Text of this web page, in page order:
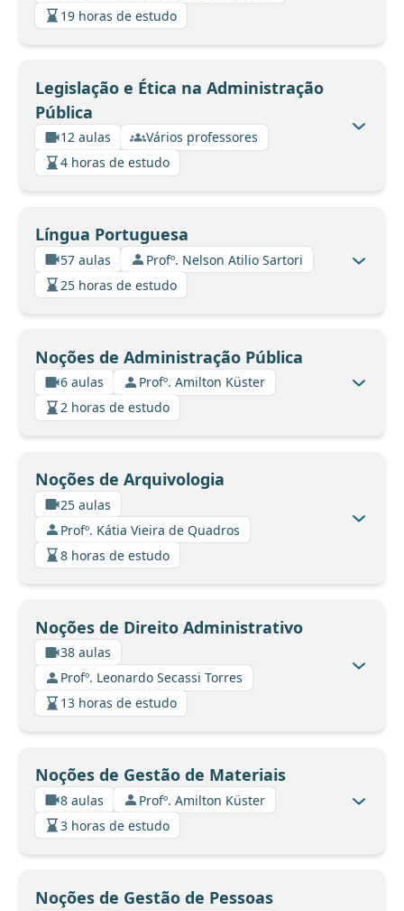
19 horas de estudo
Legislação e Ética na Administração
Pública
12 aulas
Vários professores
4 horas de estudo
Língua Portuguesa
57 aulas
Profº. Nelson Atilio Sartori
25 horas de estudo
Noções de Administração Pública
6 aulas
Profº. Amilton Küster
2 horas de estudo
Noções de Arquivologia
25 aulas
Profº. Kátia Vieira de Quadros
8 horas de estudo
Noções de Direito Administrativo
38 aulas
Profº. Leonardo Secassi Torres
13 horas de estudo
Noções de Gestão de Materiais
8 aulas
Profº. Amilton Küster
3 horas de estudo
Noções de Gestão de Pessoas